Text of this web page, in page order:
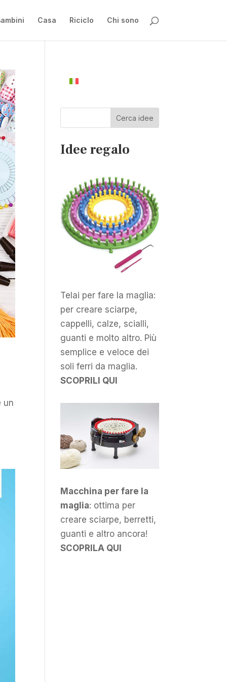
Casa Riciclo Chi sono
un
Cerca idee
Idee regalo
Telai per fare la maglia:
per creare sciarpe,
cappelli, calze, scialli,
guanti e molto altro. Più
semplice e veloce dei
soli ferri da maglia.
SCOPRILI QUI
Macchina per fare la
maglia: ottima per
creare sciarpe, berretti,
guanti e altro ancora!
SCOPRILA QUI